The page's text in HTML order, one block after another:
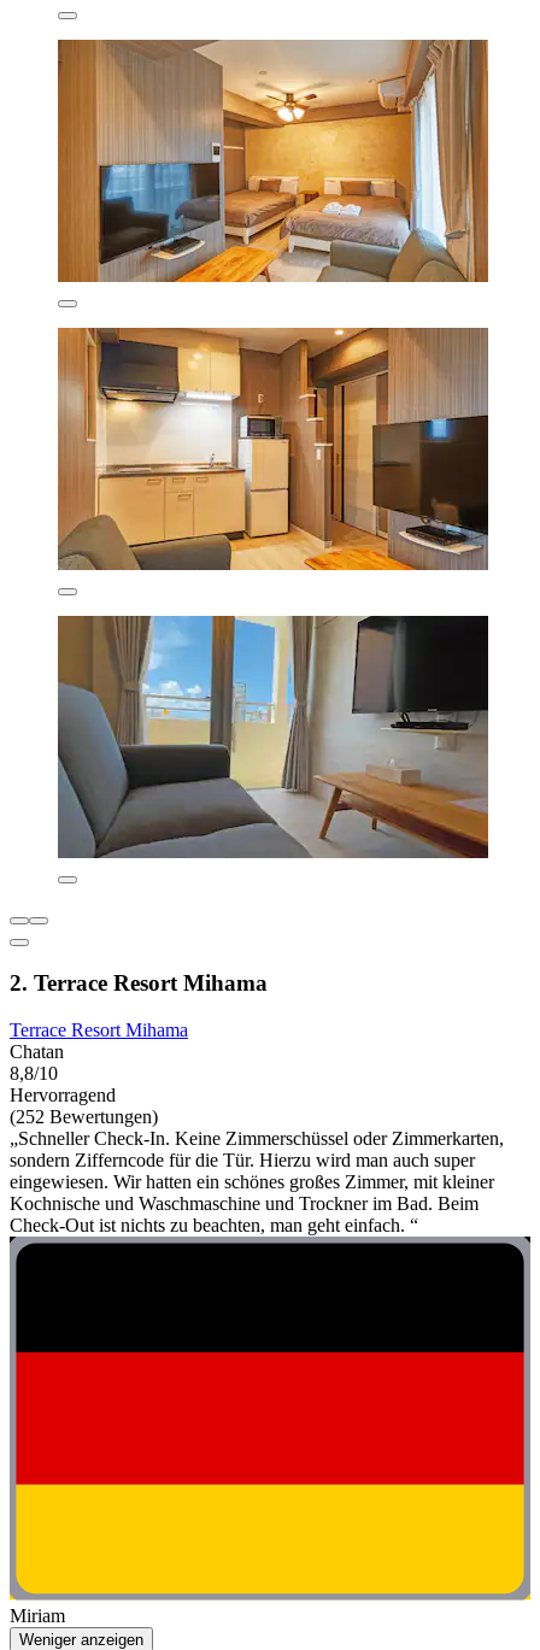
2. Terrace Resort Mihama
Terrace Resort Mihama
Chatan
8,8/10
Hervorragend
(252 Bewertungen)
„Schneller Check-In. Keine Zimmerschüssel oder Zimmerkarten,
sondern Zifferncode für die Tür. Hierzu wird man auch super
eingewiesen. Wir hatten ein schönes großes Zimmer, mit kleiner
Kochnische und Waschmaschine und Trockner im Bad. Beim
Check-Out ist nichts zu beachten, man geht einfach. “
Miriam
Weniger anzeigen